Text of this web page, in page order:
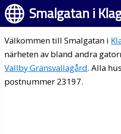
Smalgatan i
Välkommen till Smalgatan i
närheten av bland andra
Vallby Gränsvallagård. Alla
postnummer 23197.